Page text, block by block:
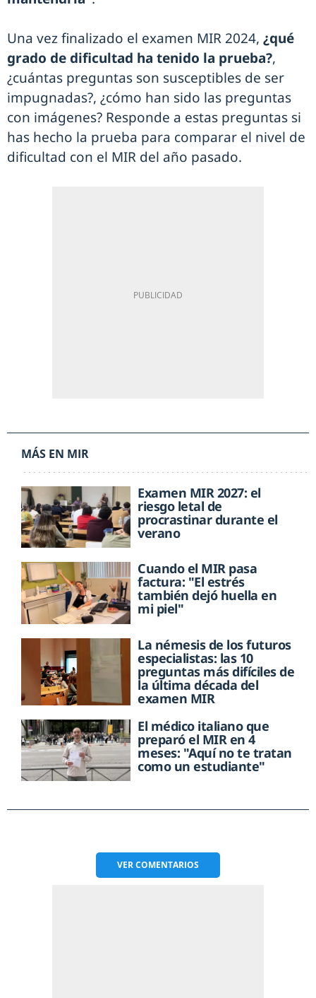
Una vez finalizado el examen MIR 2024, ¿qué
grado de dificultad ha tenido la prueba?,
¿cuántas preguntas son susceptibles de ser
impugnadas?, ¿cómo han sido las preguntas
con imágenes? Responde a estas preguntas si
has hecho la prueba para comparar el nivel de
dificultad con el MIR del año pasado.
MÁS EN MIR
Examen MIR 2027: el
riesgo letal de
procrastinar durante el
verano
Cuando el MIR pasa
factura: "El estrés
también dejó huella en
mi piel"
La némesis de los futuros
especialistas: las 10
preguntas más difíciles de
la última década del
examen MIR
El médico italiano que
preparó el MIR en 4
meses: "Aquí no te tratan
como un estudiante"
VERCOMENTARIOS